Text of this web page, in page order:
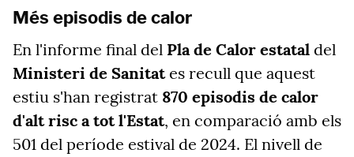
Més episodis de calor
En l'informe final del Pla de Calor estatal del
Ministeri de Sanitates recull que aquest
estiu s'han registrat 870 episodis de calor
d'alt risc a tot l'Estat, en comparació amb els
501 del període estival de 2024. El nivell de